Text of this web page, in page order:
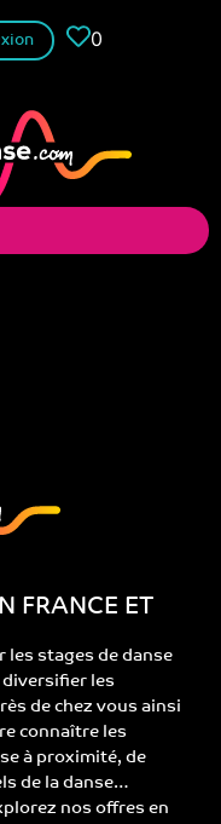
0
FRANCE ET
les stages de danse
diversifier les
de chez vous ainsi
connaître les
à proximité, de
de la danse…
nos offres en